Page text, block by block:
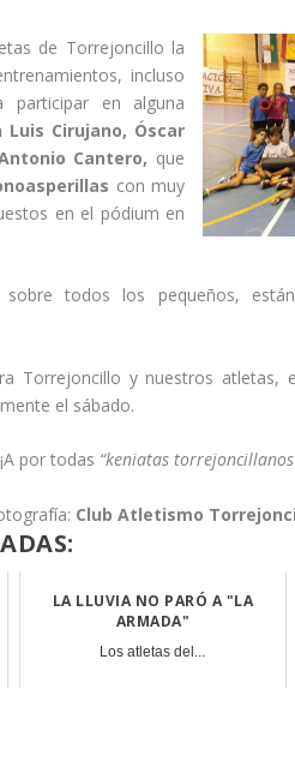
de Torrejoncillo la
incluso
en alguna
Luis Cirujano, Óscar
Cantero, que
con muy
en el pódium en
todos los pequeños,
Torrejoncillo y nuestros atletas,
el sábado.
¡A por todas “keniatas
Club Atletismo
LA LLUVIA NO PARÓ A "LA
ARMADA"
Los atletas del...